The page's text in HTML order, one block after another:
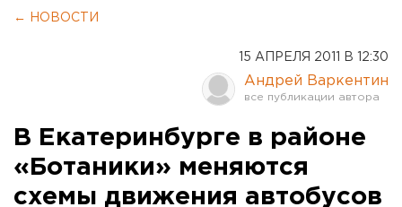
← НОВОСТИ
15 АПРЕЛЯ 2011 В 12:30
Андрей Варкентин
В Екатеринбурге в районе
«Ботаники» меняются
схемы движения автобусов